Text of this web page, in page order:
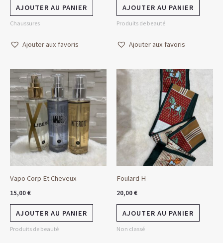
AJOUTER AU PANIER
Chaussures
Ajouter aux favoris
AJOUTER AU PANIER
Produits de beauté
Ajouter aux favoris
Vapo Corp Et Cheveux
15,00€
AJOUTER AU PANIER
Produits de beauté
Foulard H
20,00€
AJOUTER AU PANIER
Non classé